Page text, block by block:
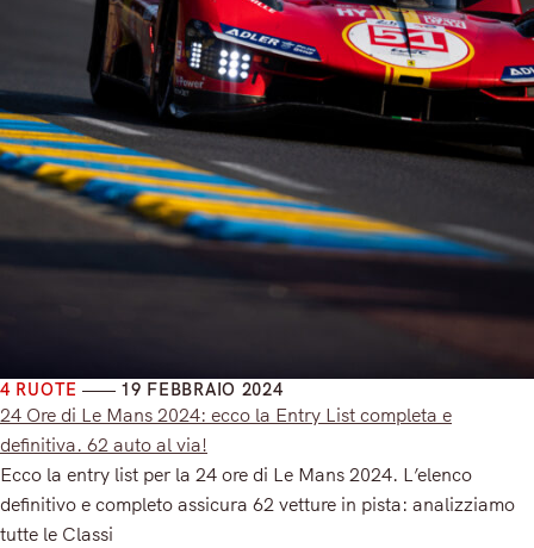
4 RUOTE 19 FEBBRAIO 2024
24 Ore di Le Mans 2024: ecco la Entry List completa e
definitiva. 62 auto al via!
Ecco la entry list per la 24 ore di Le Mans 2024. L’elenco
definitivo e completo assicura 62 vetture in pista: analizziamo
tutte le Classi